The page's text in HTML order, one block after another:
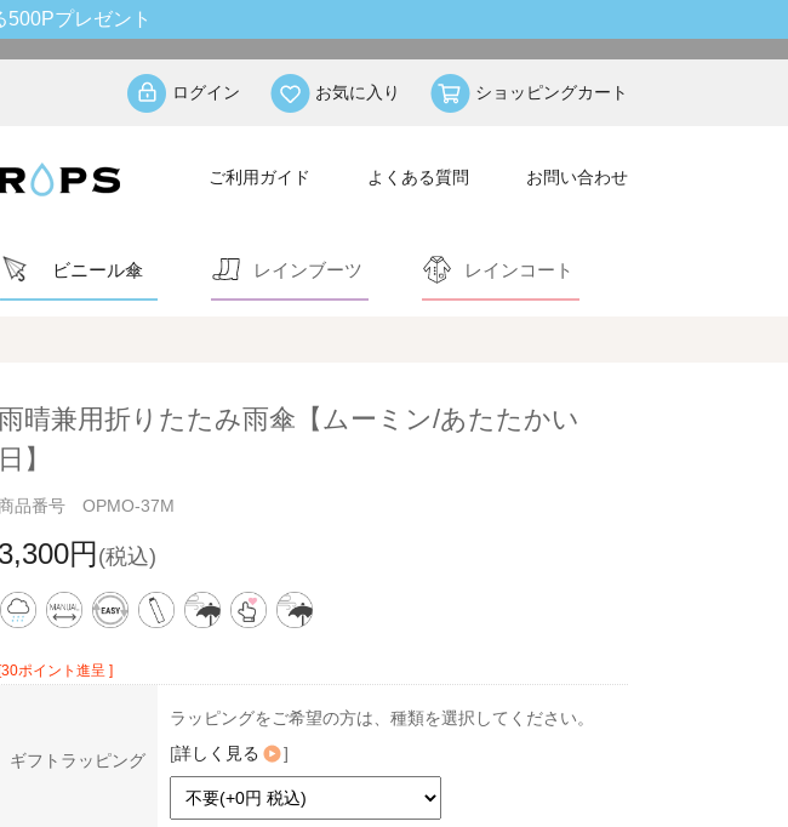
プレゼント
ログイン お気に入り ショッピングカート
ご利用ガイド よくある質問 お問い合わせ
ビニール傘 レインブーツ レインコート
晴兼用折りたたみ雨傘【ムーミン/あたたかい
日】
品番号 OPMO-37M
3,300円 (税込)
[30ポイント進呈 ]
ギフトラッピング
ラッピングをご希望の方は、種類を選択してください。
[詳しく見る ]